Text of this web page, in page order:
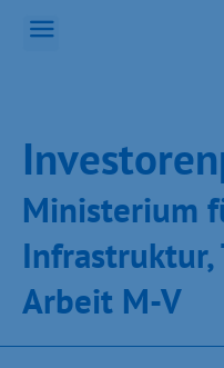
Ministeri­um
Infra­struk­tur,
Ar­beit M-V